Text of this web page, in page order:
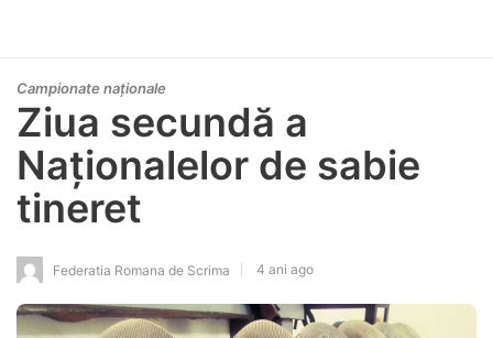
Campionate naționale
Ziua secundă a
Naționalelor de sabie
tineret
Federatia Romana de Scrima 4 ani ago